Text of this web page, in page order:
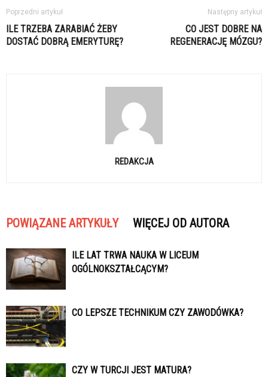
Poprzedni artykuł
ILE TRZEBA ZARABIAĆ ŻEBY
DOSTAĆ DOBRĄ EMERYTURĘ?
Następny artykuł
CO JEST DOBRE NA
REGENERACJĘ MÓZGU?
REDAKCJA
POWIĄZANE ARTYKUŁY WIĘCEJ OD AUTORA
ILE LAT TRWA NAUKA W LICEUM
OGÓLNOKSZTAŁCĄCYM?
CO LEPSZE TECHNIKUM CZY ZAWODÓWKA?
CZY W TURCJI JEST MATURA?